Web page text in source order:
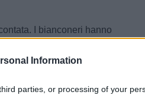
Information
parties, or processing of your
I bianconeri hanno
lapromozione
seconda metà del